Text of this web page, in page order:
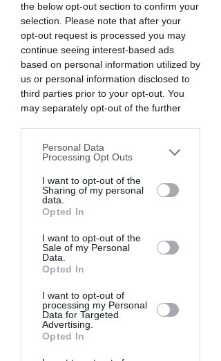
the below opt-out section to confirm your
selection. Please note that after your
opt-out request is processed you may
continue seeing interest-based ads
based on personal information utilized by
us or personal information disclosed to
third parties prior to your opt-out. You
may separately opt-out of the further
downstream participants. This
information may also be disclosed by us
to third parties on theIAB’s List of
Downstream Participantsthat may
further disclose it to other third parties.
Personal Data
Processing Opt Outs
I want to opt-out of the
Sharing of my personal
data.
Opted In
I want to opt-out of the
Sale of my Personal
Data.
Opted In
I want to opt-out of
processing my Personal
Data for Targeted
Advertising.
Opted In
quelques contraintes aussi
👉  Très souvent, tu as jusqu’au 31 mai pour
faire ton choix et le transmettre à ton
entreprise.
2. Les différentes options
d’épargne salariale
Si tu ne verses pas tes primes sur ton
compte en banque, tu peux les placer sur
plan d’épargne salariale
PEI, etc.) - chacun ayant ses avantages et
inconvénients (eh oui il faut encore choisir).
Le PEE (Plan d’Épargne Entreprise)
mots, c’est un plan d’épargne à moyen
terme sur lequel tu peux investir dans
des fonds d’investissement (actions,
obligations…).